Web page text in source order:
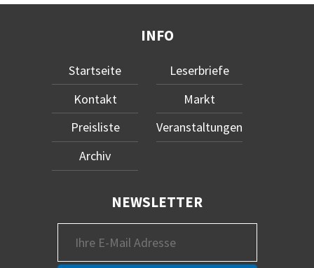
INFO
Startseite
Kontakt
Preisliste
Archiv
Leserbriefe
Markt
Veranstaltungen
NEWSLETTER